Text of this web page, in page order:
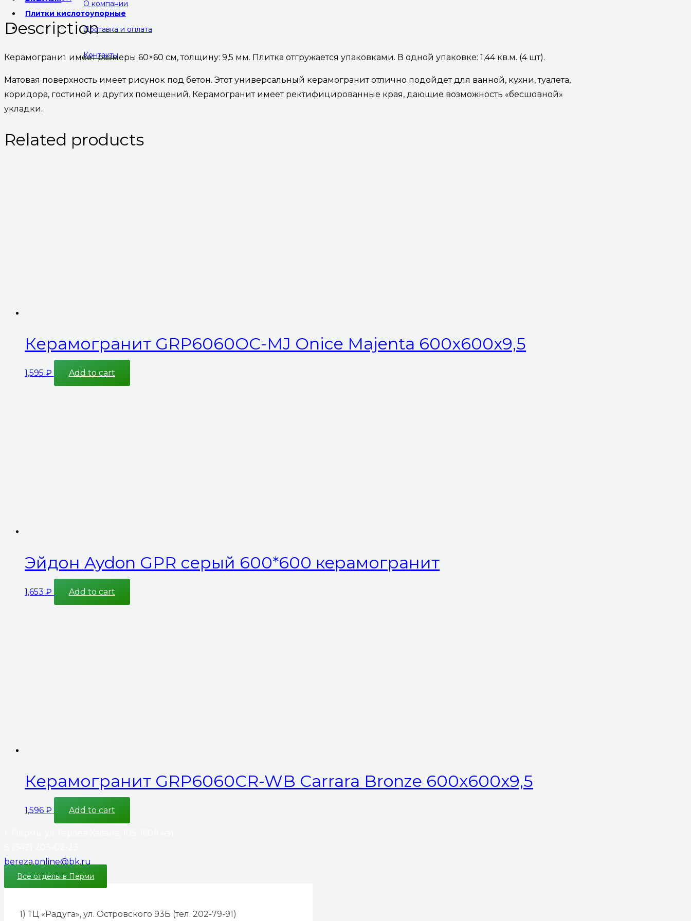
О компании
Доставка и оплата
Контакты
Плитки кислотоупорные
Description
Керамогранит имеет размеры 60×60 см, толщину: 9,5 мм. Плитка отгружается упаковками. В одной упаковке: 1,44 кв.м. (4 шт).
Матовая поверхность имеет рисунок под бетон. Этот универсальный керамогранит отлично подойдет для ванной, кухни, туалета,
коридора, гостиной и других помещений. Керамогранит имеет ректифицированные края, дающие возможность «бесшовной»
укладки.
Related products
Керамогранит GRP6060OC-MJ Onice Majenta 600x600x9,5
1,595 ₽ Add to cart
Эйдон Aydon GPR серый 600*600 керамогранит
1,653 ₽ Add to cart
Керамогранит GRP6060CR-WB Carrara Bronze 600x600x9,5
1,596 ₽ Add to cart
bereza.online@bk.ru
Все отделы в Перми
1) ТЦ «Радуга», ул. Островского 93Б (тел. 202-79-91)